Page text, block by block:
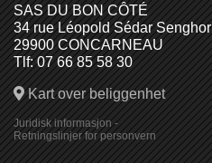
SAS DU BON CÔTÉ
34 rue Léopold Sédar Senghor
29900 CONCARNEAU
Tlf: 07 66 85 58 30
Kart over beliggenhet
Juridisk informasjon-
Retningslinjer for personvern